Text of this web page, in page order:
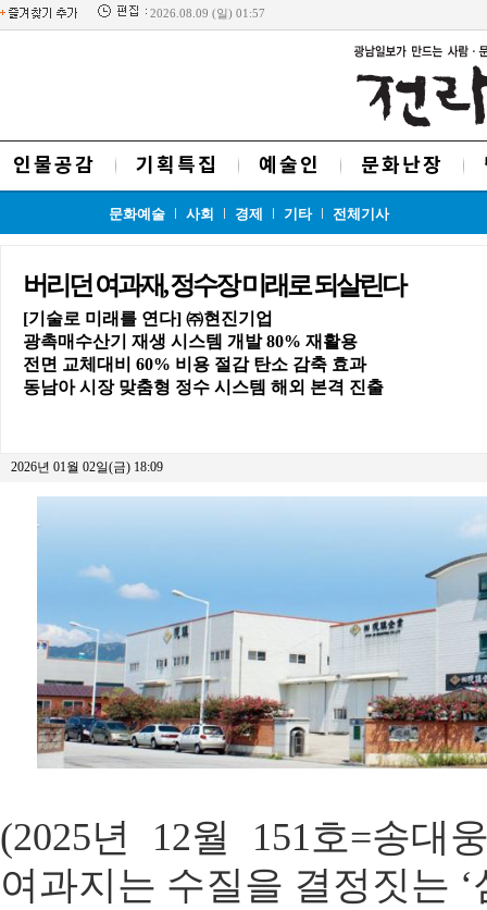
2026.08.09 (일) 01:57
인물공감 기획특집 예술인 문화난장
문화예술 사회 경제 기타 전체기사
버리던 여과재, 정수장 미래로 되살린다
[기술로 미래를 연다] ㈜현진기업
광촉매수산기 재생 시스템 개발 80% 재활용
전면 교체대비 60% 비용 절감 탄소 감축 효과
동남아 시장 맞춤형 정수 시스템 해외 본격 진출
2026년 01월 02일(금) 18:09
(2025년 12월 151호=송대
여과지는 수질을 결정짓는 ‘